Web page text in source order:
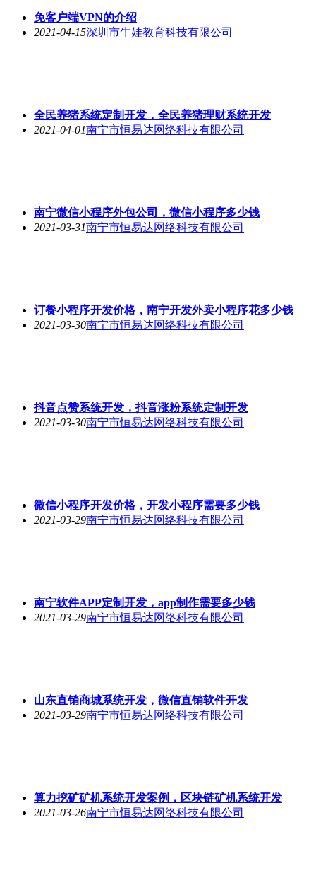
免客户端VPN的介绍
2021-04-15深圳市牛娃教育科技有限公司
全民养猪系统定制开发，全民养猪理财系统开发
2021-04-01南宁市恒易达网络科技有限公司
南宁微信小程序外包公司，微信小程序多少钱
2021-03-31南宁市恒易达网络科技有限公司
订餐小程序开发价格，南宁开发外卖小程序花多少钱
2021-03-30南宁市恒易达网络科技有限公司
抖音点赞系统开发，抖音涨粉系统定制开发
2021-03-30南宁市恒易达网络科技有限公司
微信小程序开发价格，开发小程序需要多少钱
2021-03-29南宁市恒易达网络科技有限公司
南宁软件APP定制开发，app制作需要多少钱
2021-03-29南宁市恒易达网络科技有限公司
山东直销商城系统开发，微信直销软件开发
2021-03-29南宁市恒易达网络科技有限公司
算力挖矿矿机系统开发案例，区块链矿机系统开发
2021-03-26南宁市恒易达网络科技有限公司